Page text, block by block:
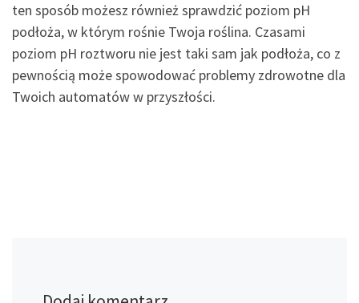
ten sposób możesz również sprawdzić poziom pH
podłoża, w którym rośnie Twoja roślina. Czasami
poziom pH roztworu nie jest taki sam jak podłoża, co z
pewnością może spowodować problemy zdrowotne dla
Twoich automatów w przyszłości.